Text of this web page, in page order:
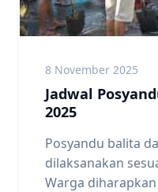
8 November 2025
Jadwal
2025
Posyandu balita
dilaksanakan
Warga